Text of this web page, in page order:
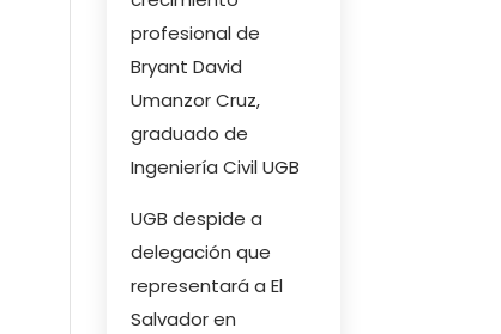
profesional de
Bryant David
Umanzor Cruz,
graduado de
Ingeniería Civil UGB
UGB despide a
delegación que
representará a El
Salvador en